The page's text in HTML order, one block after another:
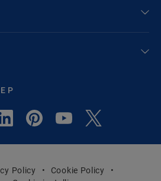
Policy
Cookie Policy